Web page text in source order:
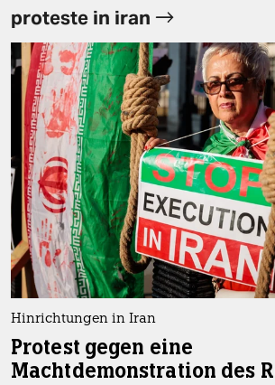
proteste in iran
Hinrichtungen in Iran
Protest gegen eine
Machtdemonstration des